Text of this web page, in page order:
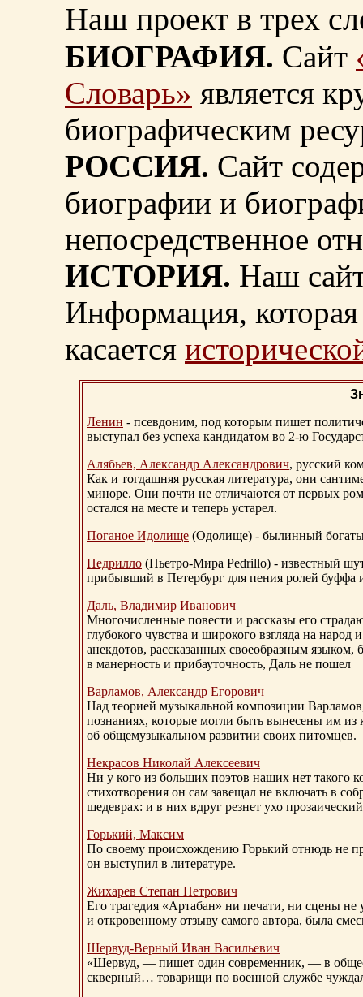
Наш проект в трех
БИОГРАФИЯ. Сайт
Словарь» является
биографическим
РОССИЯ. Сайт
биографии и
непосредственное
ИСТОРИЯ. Наш
Информация, которая
касается
Ленин - псевдоним, под которым пишет
выступал без успеха кандидатом во 2-ю
Алябьев, Александр Александрович, русский
Как и тогдашняя русская литература, они
миноре. Они почти не отличаются от первых
остался на месте и теперь устарел.
Поганое Идолище (Одолище) - былинный
Педрилло (Пьетро-Мира Pedrillo) - известный
прибывший в Петербург для пения ролей буффа
Даль, Владимир Иванович
Многочисленные повести и рассказы его
глубокого чувства и широкого взгляда на
анекдотов, рассказанных своеобразным
в манерность и прибауточность, Даль не пошел
Варламов, Александр Егорович
Над теорией музыкальной композиции
познаниях, которые могли быть вынесены им из
об общемузыкальном развитии своих питомцев.
Некрасов Николай Алексеевич
Ни у кого из больших поэтов наших нет такого
стихотворения он сам завещал не включать в
шедеврах: и в них вдруг резнет ухо
Горький, Максим
По своему происхождению Горький отнюдь не
он выступил в литературе.
Жихарев Степан Петрович
Его трагедия «Артабан» ни печати, ни сцены
и откровенному отзыву самого автора, была
Шервуд-Верный Иван Васильевич
«Шервуд, — пишет один современник, — в
скверный… товарищи по военной службе